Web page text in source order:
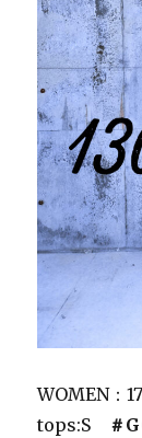
WOMEN：
tops:S
＃